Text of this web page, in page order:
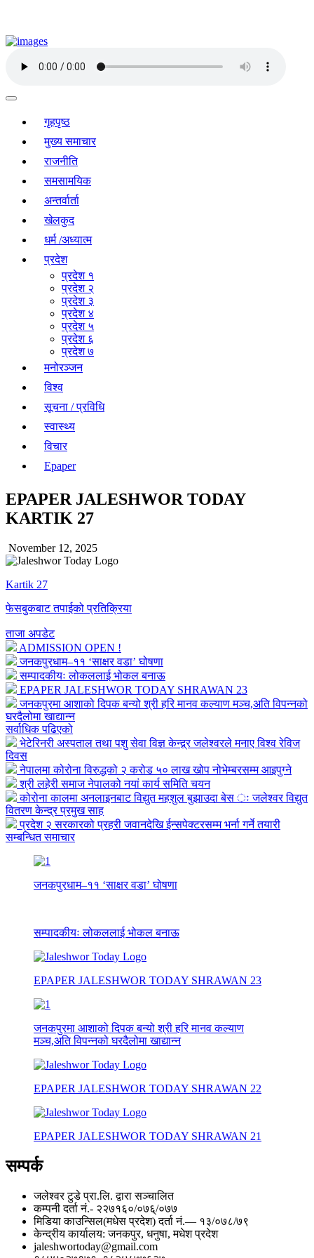
गृहपृष्ठ
मुख्य समाचार
राजनीति
समसामयिक
अन्तर्वार्ता
खेलकुद
धर्म /अध्यात्म
प्रदेश
प्रदेश १
प्रदेश २
प्रदेश ३
प्रदेश ४
प्रदेश ५
प्रदेश ६
प्रदेश ७
मनोरञ्जन
विश्व
सूचना / प्रविधि
स्वास्थ्य
विचार
Epaper
EPAPER JALESHWOR TODAY
KARTIK 27
November 12, 2025
Kartik 27
फेसबुकबाट तपाईको प्रतिक्रिया
ताजा अपडेट
ADMISSION OPEN !
जनकपुरधाम–११ ‘साक्षर वडा’ घोषणा
सम्पादकीयः लोकललाई भोकल बनाऊ
EPAPER JALESHWOR TODAY SHRAWAN 23
जनकपुरमा आशाको दिपक बन्यो श्री हरि मानव कल्याण मञ्च,अति विपन्नको
घरदैलोमा खाद्यान्न
सर्वाधिक पढिएको
भेटेरिनरी अस्पताल तथा पशु सेवा विज्ञ केन्द्र्र जलेश्वरले मनाए विश्व रेविज
दिवस
नेपालमा कोरोना विरुद्धको २ करोड ५० लाख खोप नोभेम्बरसम्म आइपुग्ने
श्री लहेरी समाज नेपालको नयां कार्य समिति चयन
कोरोना कालमा अनलाइनबाट विद्युत महशुल बुझाउदा बेस ः जलेश्वर विद्युत
वितरण केन्द्र प्रमुख साह
प्रदेश २ सरकारको प्रहरी जवानदेखि ईन्सपेक्टरसम्म भर्ना गर्ने तयारी
सम्बन्धित समाचार
जनकपुरधाम–११ ‘साक्षर वडा’ घोषणा
सम्पादकीयः लोकललाई भोकल बनाऊ
EPAPER JALESHWOR TODAY SHRAWAN 23
जनकपुरमा आशाको दिपक बन्यो श्री हरि मानव कल्याण
मञ्च,अति विपन्नको घरदैलोमा खाद्यान्न
EPAPER JALESHWOR TODAY SHRAWAN 22
EPAPER JALESHWOR TODAY SHRAWAN 21
सम्पर्क
जलेश्वर टुडे प्रा.लि. द्वारा सञ्चालित
कम्पनी दर्ता नं.- २२७१६०/०७६्/०७७
मिडिया काउन्सिल(मधेस प्रदेश) दर्ता नं.— १३/०७८/७९
केन्द्रीय कार्यालय: जनकपुर, धनुषा, मधेश प्रदेश
jaleshwortoday@gmail.com